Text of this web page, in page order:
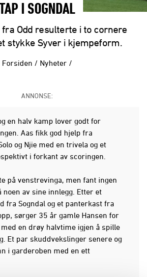
I SOGNDAL
fra Odd resulterte i to cornere
stykke Syver i kjempeform.
Forsiden / Nyheter /
ANNONSE:
en halv kamp lover godt for
Aas fikk god hjelp fra
og Njie med en trivela og et
i forkant av scoringen.
på venstrevinga, men fant ingen
noen av sine innlegg. Etter et
fra Sogndal og et panterkast fra
sørger 35 år gamle Hansen for
en drøy halvtime igjen å spille
Et par skuddvekslinger senere og
i garderoben med en ett